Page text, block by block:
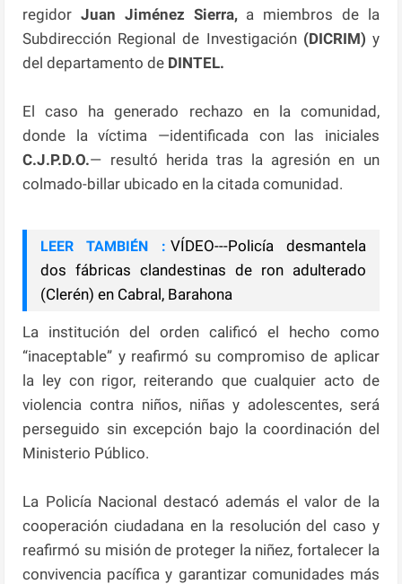
regidorJuan Jiménez Sierra,a miembros de la
Subdirección Regional de Investigación (DICRIM) y
del departamento de DINTEL.
El caso ha generado rechazo en la comunidad,
donde la víctima —identificada con las iniciales
C.J.P.D.O.— resultó herida tras la agresión en un
colmado-billar ubicado en la citada comunidad.
LEER TAMBIÉN : VÍDEO---Policía desmantela
dos fábricas clandestinas de ron adulterado
(Clerén) en Cabral, Barahona
La institución del orden calificó el hecho como
“inaceptable” y reafirmó su compromiso de aplicar
la ley con rigor, reiterando que cualquier acto de
violencia contra niños, niñas y adolescentes, será
perseguido sin excepción bajo la coordinación del
Ministerio Público.
La Policía Nacional destacó además el valor de la
cooperación ciudadana en la resolución del caso y
reafirmó su misión de proteger la niñez, fortalecer la
convivencia pacífica y garantizar comunidades más